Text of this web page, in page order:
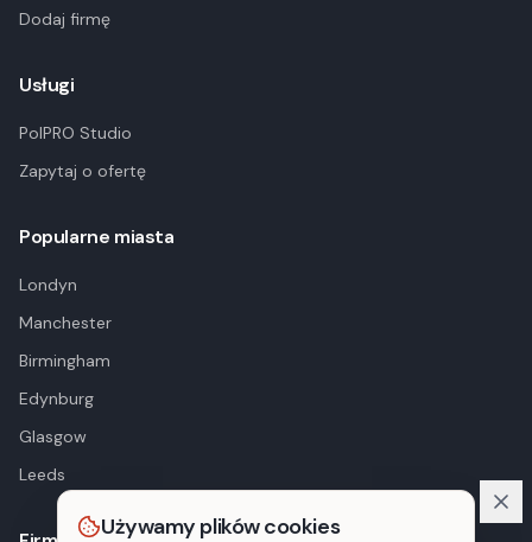
Dodaj firmę
Usługi
PolPRO Studio
Zapytaj o ofertę
Popularne miasta
Londyn
Manchester
Birmingham
Edynburg
Glasgow
Leeds
Używamy plików cookies